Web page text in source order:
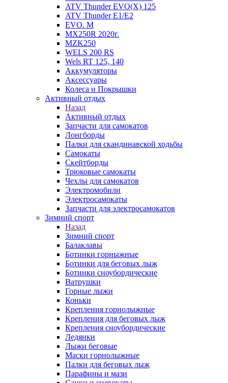
ATV Thunder EVO(X) 125
ATV Thunder Е1/Е2
EVO. M
MX250R 2020г.
MZK250
WELS 200 RS
Wels RT 125, 140
Аккумуляторы
Аксессуары
Колеса и Покрышки
Активный отдых
Назад
Активный отдых
Запчасти для самокатов
Лонгборды
Палки для скандинавской ходьбы
Самокаты
Скейтборды
Трюковые самокаты
Чехлы для самокатов
Электромобили
Электросамокаты
Запчасти для электросамокатов
Зимний спорт
Назад
Зимний спорт
Балаклавы
Ботинки горныжные
Ботинки для беговых лыж
Ботинки сноубордические
Ватрушки
Горные лыжи
Коньки
Крепления горнолыжные
Крепления для беговых лыж
Крепления сноубордические
Ледянки
Лыжи беговые
Маски горнолыжные
Палки для беговых лыж
Парафины и мази